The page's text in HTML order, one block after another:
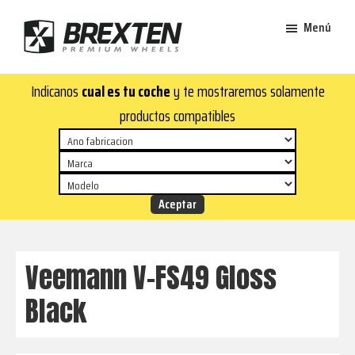
contenido
principal
de
página
Brexten
aluminio
premium
¡En
Brexten.com
encontrarás
aluminio
top!
y
estilo
para
Menú
Indicanos cual es tu cochey te mostraremos solamente
productos compatibles
Veemann V-FS49 Gloss
Black